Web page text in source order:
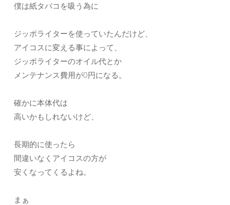
僕は紙タバコを吸う為に
ジッポライターを使っていたんだけど、
アイコスに変える事によって、
ジッポライターのオイル代とか
メンテナンス費用が0円になる。
確かに本体代は
高いかもしれないけど、
長期的に使ったら
間違いなくアイコスの方が
安くなってくるよね。
まぁ